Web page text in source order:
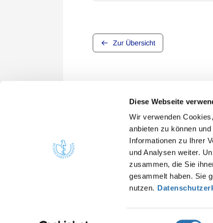
Diese Webseite
Wir verwenden
anbieten zu können
Informationen zu Ihrer
und Analysen weiter.
zusammen, die Sie
gesammelt haben. Sie
nutzen.
Einwilligungsauswahl
Zur Übersicht
Quicklinks
Gesundheitsfachberufe